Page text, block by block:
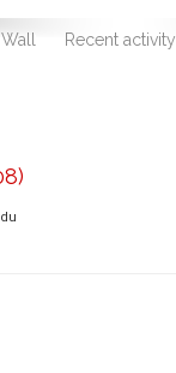
Wall Recent activity